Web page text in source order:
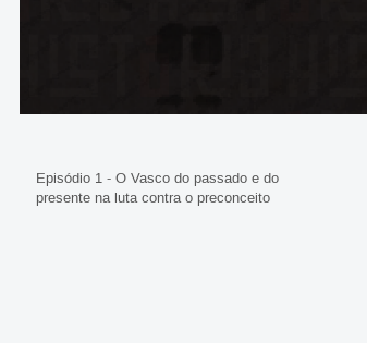
Episódio 1 - O Vasco do passado e do
presente na luta contra o preconceito